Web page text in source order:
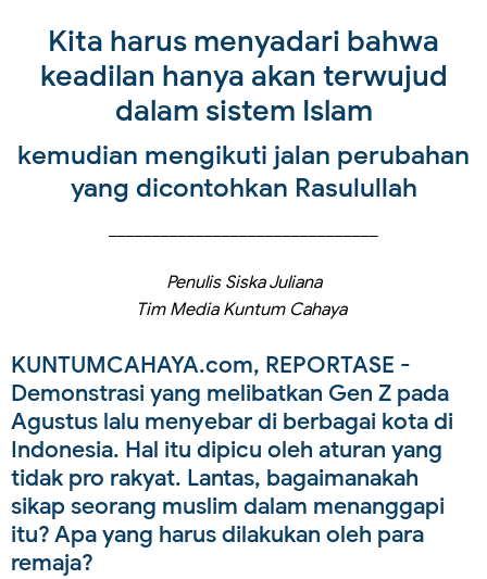
Kita harus menyadari bahwa
keadilan hanya akan terwujud
dalam sistem Islam
kemudian mengikuti jalan perubahan
yang dicontohkan Rasulullah
Penulis Siska Juliana
Tim Media Kuntum Cahaya
KUNTUMCAHAYA.com, REPORTASE -
Demonstrasi yang melibatkan Gen Z pada
Agustus lalu menyebar di berbagai kota di
Indonesia. Hal itu dipicu oleh aturan yang
tidak pro rakyat. Lantas, bagaimanakah
sikap seorang muslim dalam menanggapi
itu? Apa yang harus dilakukan oleh para
remaja?